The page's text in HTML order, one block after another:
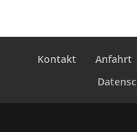
Kontakt Anfahrt